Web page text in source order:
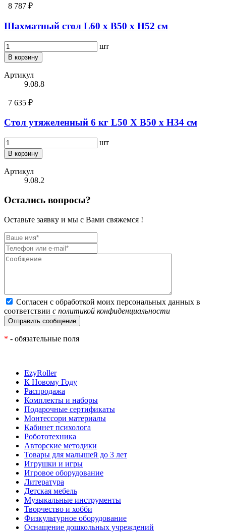
8 787 ₽
Шахматный стол L60 х B50 x H52 см
шт
В корзину
Артикул
9.08.8
7 635 ₽
Стол утяжеленный 6 кг L50 Х B50 x H34 см
шт
В корзину
Артикул
9.08.2
Остались вопросы?
Оставьте заявку и мы с Вами свяжемся !
Согласен с обработкой моих персональных данных в
соответствии с политикой конфиденциальности
* - обязательные поля
EzyRoller
К Новому Году
Распродажа
Комплекты и наборы
Подарочные сертификаты
Монтессори материалы
Кабинет психолога
Робототехника
Авторские методики
Товары для малышей до 3 лет
Игрушки и игры
Игровое оборудование
Литература
Детская мебель
Музыкальные инструменты
Творчество и хобби
Физкультурное оборудование
Оснащение дошкольных учреждений